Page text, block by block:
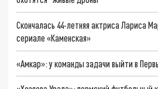
Скончалась 44-летняя актриса Лариса
сериале «Каменская»
«Амкар»: у команды задачи выйти в